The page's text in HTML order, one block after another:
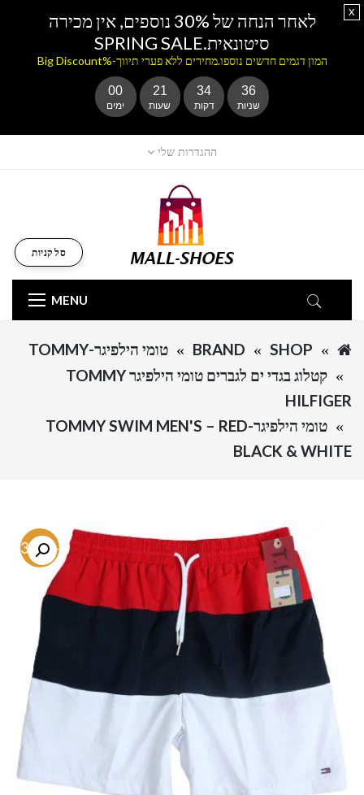
ההגדרות שלי
MENU
סל קניות
SHOP
BRAND
טומי הילפיגר-TOMMY
קטלוג בגדי ים לגברים טומי הילפיגר TOMMY
HILFIGER
טומי הילפיגר-TOMMY SWIM MEN'S – RED
BLACK & WHITE
-73.7%
לאחר הנחה של 30% נוספים, אין מכירה
סיטונאית.SPRING SALE
המון דגמים חדשים נוספו.מחירים ללא פערי תיווך-%Big Discount
00
ימים
21
שעות
34
דקות
36
שניות
x